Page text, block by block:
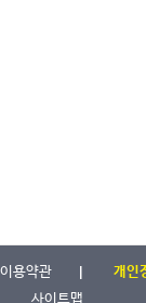
이용약관 개인
사이트맵